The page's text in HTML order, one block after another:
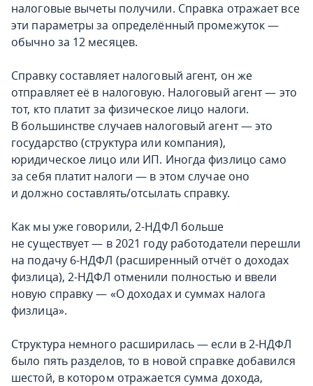
налоговые вычеты получили. Справка отражает все
эти параметры за определённый промежуток —
обычно за 12 месяцев.
Справку составляет налоговый агент, он же
отправляет её в налоговую. Налоговый агент — это
тот, кто платит за физическое лицо налоги.
В большинстве случаев налоговый агент — это
государство (структура или компания),
юридическое лицо или ИП. Иногда физлицо само
за себя платит налоги — в этом случае оно
и должно составлять/отсылать справку.
Как мы уже говорили, 2-НДФЛ больше
не существует — в 2021 году работодатели перешли
на подачу 6-НДФЛ (расширенный отчёт о доходах
физлица), 2-НДФЛ отменили полностью и ввели
новую справку — «О доходах и суммах налога
физлица».
Структура немного расширилась — если в 2-НДФЛ
было пять разделов, то в новой справке добавился
шестой, в котором отражается сумма дохода,